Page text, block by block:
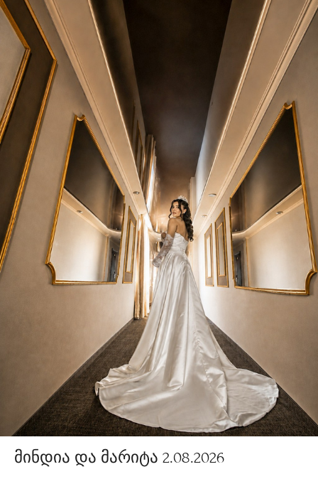
მინდია და მარიტა 2.08.2026